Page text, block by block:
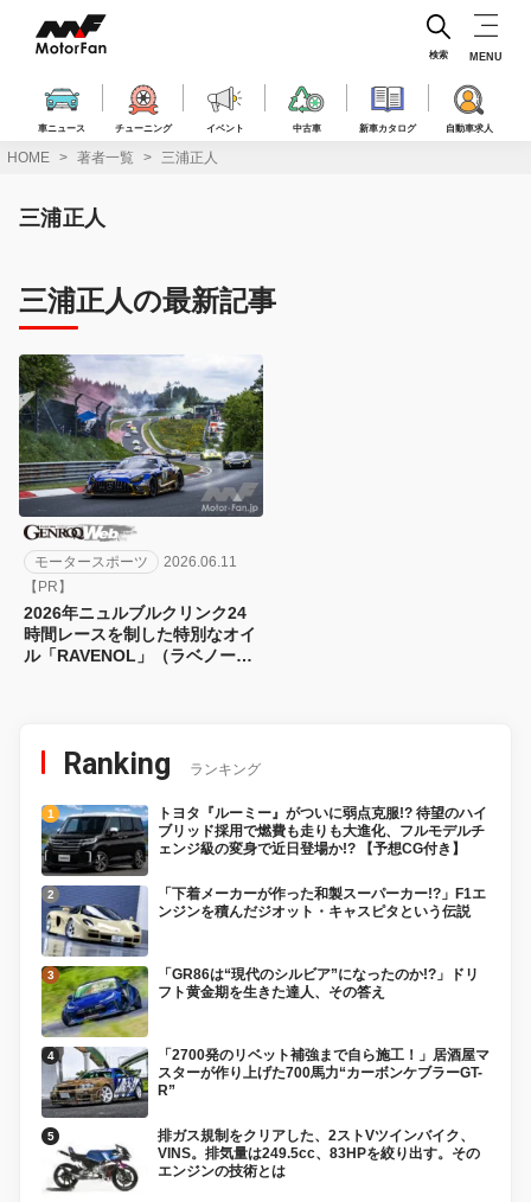
ス
車ニュース チューニング イベント 中古車 新車カタログ 自動車求人
検索 MENU
HOME 著者一覧 三浦正人
三浦正人
三浦正人の最新記事
モータースポーツ
2026.06.11
【PR】
2026年ニュルブルクリンク24
時間レースを制した特別なオイ
ル「RAVENOL」（ラベノー
Ranking ランキング
トヨタ『ルーミー』がついに弱点克服!? 待望のハイ
ブリッド採用で燃費も走りも大進化、フルモデルチ
ェンジ級の変身で近日登場か!? 【予想CG付き】
「下着メーカーが作った和製スーパーカー!?」F1エ
ンジンを積んだジオット・キャスピタという伝説
「GR86は“現代のシルビア”になったのか!?」ドリ
フト黄金期を生きた達人、その答え
「2700発のリベット補強まで自ら施工！」居酒屋マ
スターが作り上げた700馬力“カーボンケブラーGT-
R”
排ガス規制をクリアした、2ストVツインバイク、
VINS。排気量は249.5cc、83HPを絞り出す。その
エンジンの技術とは